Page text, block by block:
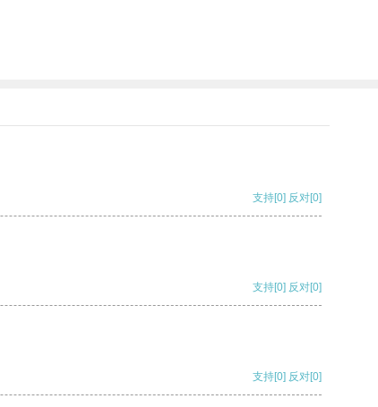
支持[0] 反对[0]
支持[0] 反对[0]
支持[0] 反对[0]